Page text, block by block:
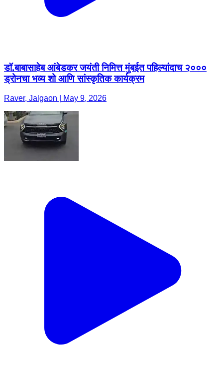
डॉ.बाबासाहेब आंबेडकर जयंती निमित्त मुंबईत पहिल्यांदाच २०००
ड्रोनचा भव्य शो आणि सांस्कृतिक कार्यक्रम
Raver, Jalgaon | May 9, 2026